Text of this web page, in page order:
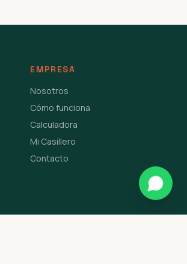
EMPRESA
Nosotros
Cómo funciona
Calculadora
Mi Casillero
Contacto